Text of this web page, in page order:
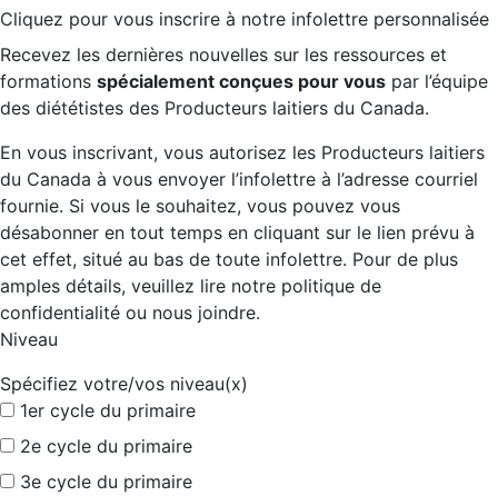
Cliquez pour vous inscrire à notre infolettre personnalisée
Recevez les dernières nouvelles sur les ressources et
formations spécialement conçues pour vous par l’équipe
des diététistes des Producteurs laitiers du Canada.
En vous inscrivant, vous autorisez les Producteurs laitiers
du Canada à vous envoyer l’infolettre à l’adresse courriel
fournie. Si vous le souhaitez, vous pouvez vous
désabonner en tout temps en cliquant sur le lien prévu à
cet effet, situé au bas de toute infolettre. Pour de plus
amples détails, veuillez lire notre politique de
confidentialité ou nous joindre.
Niveau
Spécifiez votre/vos niveau(x)
1er cycle du primaire
2e cycle du primaire
3e cycle du primaire